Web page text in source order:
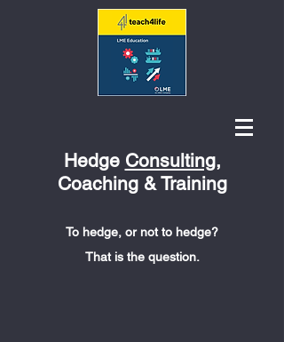
Hedge Consulting,
Coaching & Training
To hedge, or not to hedge?
That is the question.